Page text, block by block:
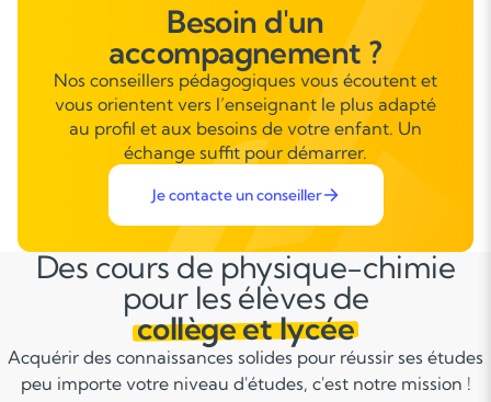
Besoin d'un
accompagnement ?
Nos conseillers pédagogiques vous écoutent et
vous orientent vers l’enseignant le plus adapté
au profil et aux besoins de votre enfant. Un
échange suffit pour démarrer.
Je contacte un conseiller
Des cours de physique-chimie
pour les élèves de
collège et lycée
Acquérir des connaissances solides pour réussir ses études
peu importe votre niveau d'études, c'est notre mission !